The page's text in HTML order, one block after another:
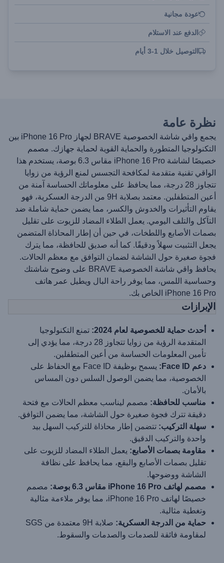
عودة مجانية
الدفع عند الاستلام
التوصيل خلال 1-3 أيام
نظرة عامة
يجمع واقي شاشة الخصوصية BRAVE لجهاز iPhone 16 Pro بين
التكنولوجيا المتطورة والحماية القوية لحماية جهازك. مصمم
خصيصًا لشاشة iPhone 16 Pro مقاس 6.3 بوصة، يستخدم هذا
الواقي تقنية متقدمة لمكافحة التجسس لمنع الرؤية من زوايا
تتجاوز 28 درجة، مما يحافظ على معلوماتك الحساسة آمنة من
أعين المتطفلين. معتمد بصلابة 9H من الدرجة العسكرية، فهو
يقاوم التأثيرات والخدوش والكسر، مما يضمن حماية شاملة ضد
التآكل والتلف اليومي. يعمل الطلاء المضاد للزيوت على تقليل
بصمات الأصابع واللطخات، في حين أن إطار المحاذاة المتضمن
يجعل التثبيت سهلاً ودقيقًا. كما أنه صديق للحافظة، مما يترك
فجوة صغيرة حول الشاشة لضمان التوافق مع معظم الحالات.
يحافظ واقي شاشة الخصوصية BRAVE على وضوح شاشتك
وحساسية اللمس، مما يوفر راحة البال ويطيل عمر هاتف
iPhone 16 Pro الخاص بك.
الإبرازات
أحدث حماية للخصوصية لعام 2024:
تمنع التكنولوجيا
المتقدمة الرؤية من زوايا تتجاوز 28 درجة، مما يؤدي إلى
تأمين المعلومات الحساسة من أعين المتطفلين.
دعم Face ID:
يسمح بوظيفة Face ID مع الحفاظ على
الخصوصية، مما يضمن الوصول السلس دون المساس
بالأمان.
مناسب للحافظة: مصمم ليناسب معظم الحالات مع فتحة
دقيقة تترك فجوة صغيرة حول الشاشة، مما يضمن التوافق.
سهلة التركيب: تتضمن إطار محاذاة للتركيب السهل بيد
واحدة والتركيب الدقيق.
مقاومة بصمات الأصابع: يعمل الطلاء المضاد للزيوت على
تقليل بصمات الأصابع والبقع، مما يحافظ على نظافة
الشاشة ووضوحها.
مصمم لهاتف iPhone 16 Pro مقاس 6.3 بوصة:
مصمم
خصيصًا لهاتف iPhone 16 Pro، مما يوفر ملاءمة مثالية
وتغطية مثالية.
حماية من الدرجة العسكرية:
صلابة 9H معتمدة من SGS
لمقاومة فائقة للصدمات والصدمات والسقوط.